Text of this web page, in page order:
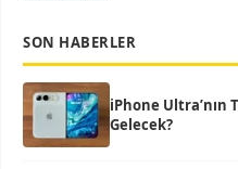
SON HABERLER
iPhone Ultra’nın
Gelecek?